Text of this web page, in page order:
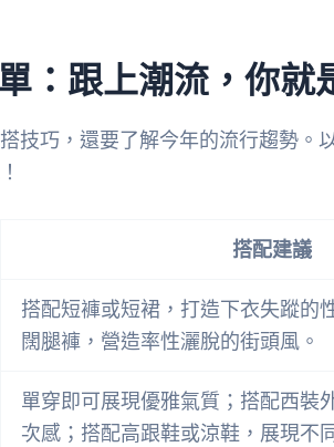
：跟上潮流，你就
技巧，還要了解今年的流行趨勢。
搭配建議
搭配短褲或短裙，打造下衣失蹤的
闊腿褲，營造率性灑脫的街頭風。
單穿即可展現優雅氣質；搭配西裝
次感；搭配高跟鞋或涼鞋，展現不